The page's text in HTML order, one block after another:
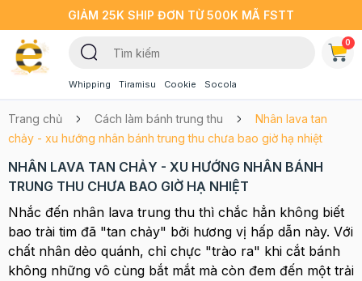
GIẢM 25K SHIP ĐƠN TỪ 500K MÃ FSTT
Whipping Tiramisu Cookie Socola
0
Trang chủ Cách làm bánh trung thu
Nhân lava tan
chảy - xu hướng nhân bánh trung thu chưa bao giờ hạ nhiệt
NHÂN LAVA TAN CHẢY - XU HƯỚNG NHÂN BÁNH
TRUNG THU CHƯA BAO GIỜ HẠ NHIỆT
Nhắc đến nhân lava trung thu thì chắc hẳn không biết
bao trài tim đã "tan chảy" bởi hương vị hấp dẫn này. Với
chất nhân dẻo quánh, chỉ chực "trào ra" khi cắt bánh
không những vô cùng bắt mắt mà còn đem đến một trải